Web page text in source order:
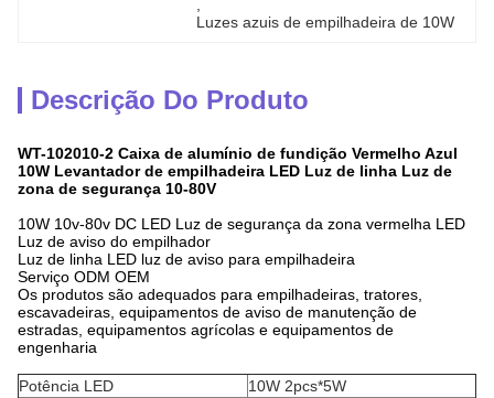
Luzes azuis de empilhadeira de 10W
Descrição Do Produto
WT-102010-2 Caixa de alumínio de fundição Vermelho Azul
10W Levantador de empilhadeira LED Luz de linha Luz de
zona de segurança 10-80V
10W 10v-80v DC LED Luz de segurança da zona vermelha LED
Luz de aviso do empilhador
Luz de linha LED luz de aviso para empilhadeira
Serviço ODM OEM
Os produtos são adequados para empilhadeiras, tratores,
escavadeiras, equipamentos de aviso de manutenção de
estradas, equipamentos agrícolas e equipamentos de
engenharia
Potência LED
10W 2pcs*5W